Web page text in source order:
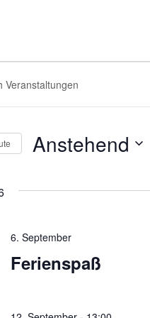
Anstehend
Ferienspaß
6. September